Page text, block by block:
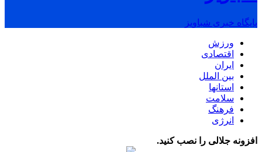
پایگاه خبری شباویز
ورزش
اقتصادی
ایران
بین الملل
استانها
سلامت
فرهنگ
انرژی
افزونه جلالی را نصب کنید.